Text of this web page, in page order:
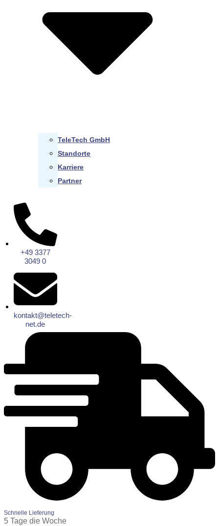
TeleTech GmbH
Standorte
Karriere
Partner
+49 3377
3049 0
kontakt@teletech-
net.de
Schnelle Lieferung
5 Tage die Woche